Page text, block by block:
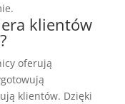
klientów
oferują
klientów. Dzięki